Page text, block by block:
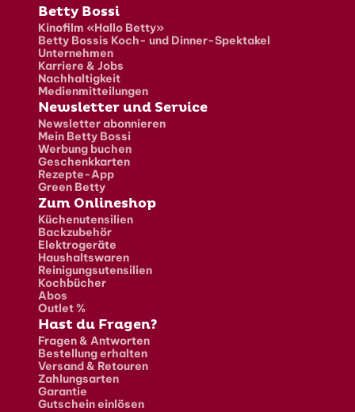
Fusszeile
Betty Bossi
Kinofilm «Hallo Betty»
Betty Bossis Koch- und Dinner-Spektakel
Unternehmen
Karriere & Jobs
Nachhaltigkeit
Medienmitteilungen
Newsletter und Service
Newsletter abonnieren
Mein Betty Bossi
Werbung buchen
Geschenkkarten
Rezepte-App
Green Betty
Zum Onlineshop
Küchenutensilien
Backzubehör
Elektrogeräte
Haushaltswaren
Reinigungsutensilien
Kochbücher
Abos
Outlet %
Hast du Fragen?
Fragen & Antworten
Bestellung erhalten
Versand & Retouren
Zahlungsarten
Garantie
Gutschein einlösen